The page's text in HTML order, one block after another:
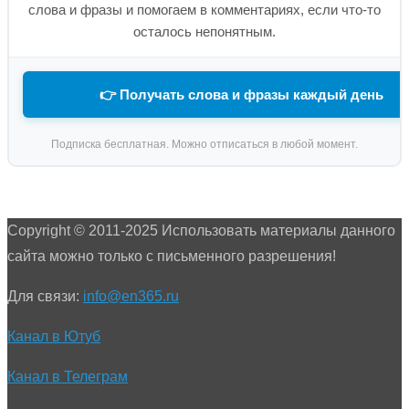
слова и фразы и помогаем в комментариях, если что-то
осталось непонятным.
👉 Получать слова и фразы каждый день
Подписка бесплатная. Можно отписаться в любой момент.
Copyright © 2011-2025 Использовать материалы данного
сайта можно только с письменного разрешения!
Для связи: info@en365.ru
Канал в Ютуб
Канал в Телеграм